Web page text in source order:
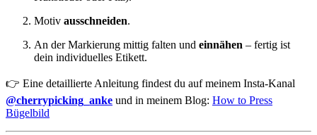
Motiv ausschneiden.
An der Markierung mittig falten und einnähen – fertig ist
dein individuelles Etikett.
👉 Eine detaillierte Anleitung findest du auf meinem Insta-Kanal
@cherrypicking_anke und in meinem Blog: How to Press
Bügelbild